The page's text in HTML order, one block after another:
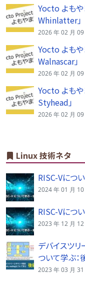
Yocto よも
Whinlatter」
2026 年 02 月 09
Yocto よも
Walnascar」
2026 年 02 月 09
Yocto よも
Styhead」
2026 年 02 月 09
Linux 技術ネタ
RISC-Vにつ
2024 年 01 月 10
RISC-Vにつ
2023 年 12 月 12
デバイスツ
ついて学ぶ：
2023 年 03 月 31